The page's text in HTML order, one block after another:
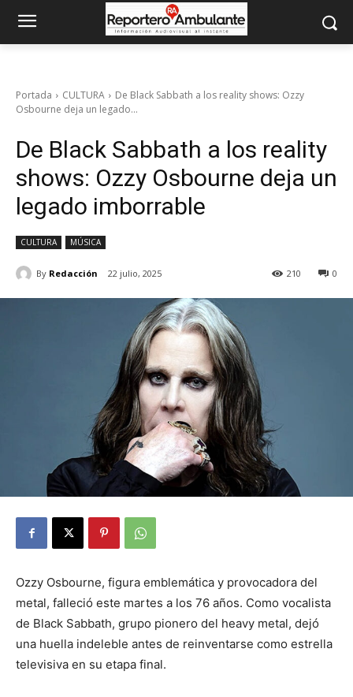
Portada CULTURA
De Black Sabbath a los reality shows: Ozzy
Osbourne deja un legado...
De Black Sabbath a los reality
shows: Ozzy Osbourne deja un
legado imborrable
CULTURA MÚSICA
By Redacción 22 julio, 2025 0
210
Ozzy Osbourne, figura emblemática y provocadora del
metal, falleció este martes a los 76 años. Como vocalista
de Black Sabbath, grupo pionero del heavy metal, dejó
una huella indeleble antes de reinventarse como estrella
televisiva en su etapa final.